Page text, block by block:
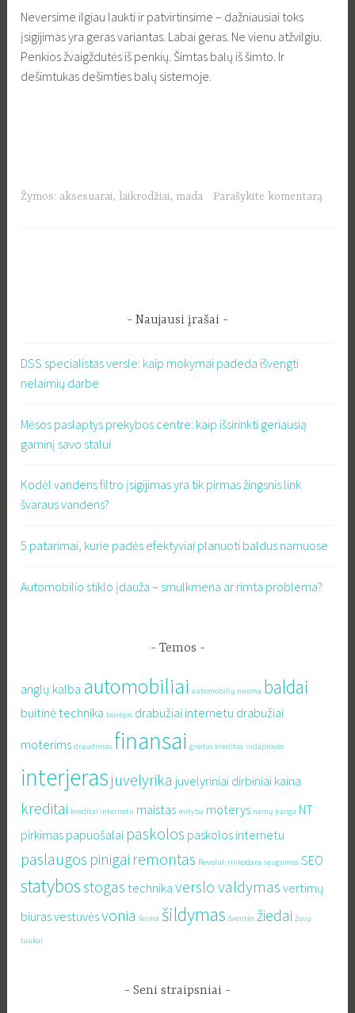
Neversime ilgiau laukti ir patvirtinsime – dažniausiai toks
įsigijimas yra geras variantas. Labai geras. Ne vienu atžvilgiu.
Penkios žvaigždutės iš penkių. Šimtas balų iš šimto. Ir
dešimtukas dešimties balų sistemoje.
Žymos: aksesuarai, laikrodžiai, mada Parašykite komentarą
Naujausi įrašai
DSS specialistas versle: kaip mokymai padeda išvengti
nelaimių darbe
Mėsos paslaptys prekybos centre: kaip išsirinkti geriausią
gaminį savo stalui
Kodėl vandens filtro įsigijimas yra tik pirmas žingsnis link
švaraus vandens?
5 patarimai, kurie padės efektyviai planuoti baldus namuose
Automobilio stiklo įdauža – smulkmena ar rimta problema?
Temos
anglų kalba automobiliai automobilių nuoma baldai
buitinė technika būrėjos drabužiai internetu drabužiai
moterims draudimas finansai greitas kreditas indaplovės
interjeras juvelyrika juvelyriniai dirbiniai kaina
kreditai kreditai internetu maistas mityba moterys namų įranga NT
pirkimas papuošalai paskolos paskolos internetu
paslaugos pinigai remontas Revolut rinkodara saugumas SEO
statybosstogas technika verslo valdymas vertimų
biurasvestuvėsvonia šeima šildymas šventės žiedai žuvų
taukai
Seni straipsniai